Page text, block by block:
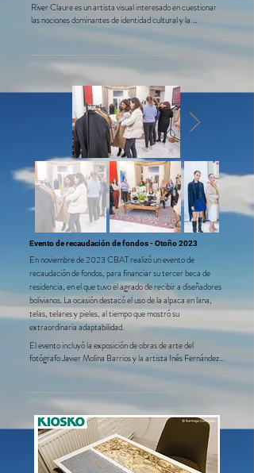
River Claure es un artista visual interesado en cuestionar
las nociones dominantes de identidad cultural y la
CBAT tiene el honor de apoyar la participación de Claure
en este importante evento, que marcará un hito
importante en su carrera.
Evento de recaudación de fondos - Otoño 2023
​En noviembre de 2023 CBAT realizó un evento de
recaudación de fondos, para financiar su tercer beca de
residencia, en el que tuvo el agrado de recibir a diseñadores
bolivianos. La ocasión destacó el uso de la alpaca en lana,
telas, telares y pieles, al tiempo que mostró su
extraordinaria adaptabilidad.
El evento incluyó la exposición de obras de arte del
fotógrafo Javier Molina Barrios y la artista Inés Fernández
En noviembre de 2023 realizamos nuestra tercera
recaudación de fondos del programa de residencia, donde
tuvimos el agrado de recibir a diseñadores de moda de
Bolivia. La ocasión destacó el uso de la alpaca en lana, telas,
telares y pieles, al tiempo que mostró su extraordinaria
adaptabilidad. El evento incluyó la exposición de obras de